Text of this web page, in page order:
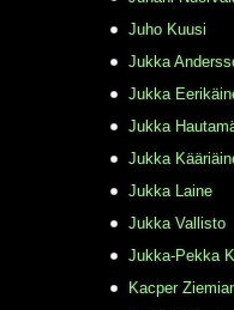
Juho Kuusi
Jukka
Jukka
Jukka
Jukka
Jukka Laine
Jukka Vallisto
Jukka-Pekka
Kacper